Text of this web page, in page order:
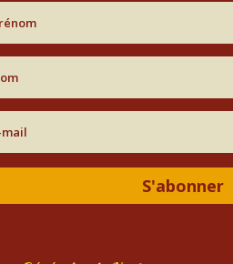
S'abonner